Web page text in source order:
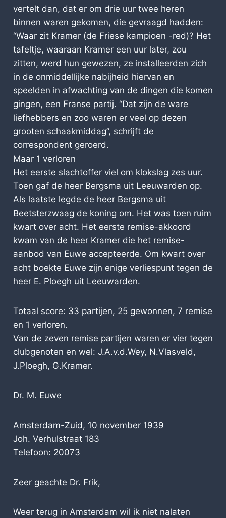
vertelt dan, dat er om drie uur twee heren
binnen waren gekomen, die gevraagd hadden:
“Waar zit Kramer (de Friese kampioen -red)? Het
tafeltje, waaraan Kramer een uur later, zou
zitten, werd hun gewezen, ze installeerden zich
in de onmiddellijke nabijheid hiervan en
speelden in afwachting van de dingen die komen
gingen, een Franse partij. “Dat zijn de ware
liefhebbers en zoo waren er veel op dezen
grooten schaakmiddag”, schrijft de
correspondent geroerd.
Maar 1 verloren
Het eerste slachtoffer viel om klokslag zes uur.
Toen gaf de heer Bergsma uit Leeuwarden op.
Als laatste legde de heer Bergsma uit
Beetsterzwaag de koning om. Het was toen ruim
kwart over acht. Het eerste remise-akkoord
kwam van de heer Kramer die het remise-
aanbod van Euwe accepteerde. Om kwart over
acht boekte Euwe zijn enige verliespunt tegen de
heer E. Ploegh uit Leeuwarden.
Totaal score: 33 partijen, 25 gewonnen, 7 remise
en 1 verloren.
Van de zeven remise partijen waren er vier tegen
clubgenoten en wel: J.A.v.d.Wey, N.Vlasveld,
J.Ploegh, G.Kramer.
Dr. M. Euwe
Amsterdam-Zuid, 10 november 1939
Joh. Verhulstraat 183
Telefoon: 20073
Zeer geachte Dr. Frik,
Weer terug in Amsterdam wil ik niet nalaten